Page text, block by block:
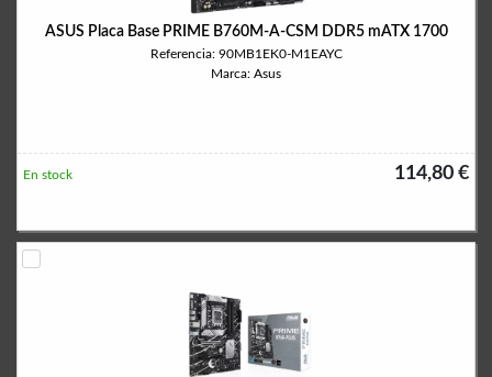
ASUS Placa Base PRIME B760M-A-CSM DDR5 mATX 1700
Referencia: 90MB1EK0-M1EAYC
Marca: Asus
114,80 €
En stock